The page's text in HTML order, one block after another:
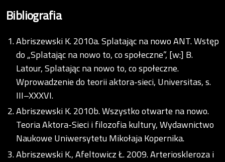
Bibliografia
Abriszewski K. 2010a. Splatając na nowo ANT. Wstęp
do „Splatając na nowo to, co społeczne”, [w:] B.
Latour, Splatając na nowo to, co społeczne.
Wprowadzenie do teorii aktora-sieci, Universitas, s.
III–XXXVI.
Abriszewski K. 2010b. Wszystko otwarte na nowo.
Teoria Aktora-Sieci i filozofia kultury, Wydawnictwo
Naukowe Uniwersytetu Mikołaja Kopernika.
Abriszewski K., Afeltowicz Ł. 2009. Arterioskleroza i